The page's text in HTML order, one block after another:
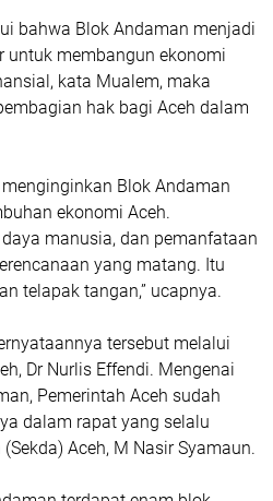
bahwa Blok Andaman menjadi
untuk membangun ekonomi
kata Mualem, maka
hak bagi Aceh dalam
Blok Andaman
ekonomi Aceh.
manusia, dan pemanfataan
yang matang. Itu
telapak tangan,” ucapnya.
tersebut melalui
Dr Nurlis Effendi. Mengenai
Pemerintah Aceh sudah
dalam rapat yang selalu
Aceh, M Nasir Syamaun.